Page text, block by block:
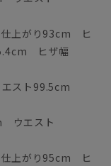
仕上がり93cm ヒ
ヒザ幅
スト99.5cm
ウエスト
仕上がり95cm ヒ